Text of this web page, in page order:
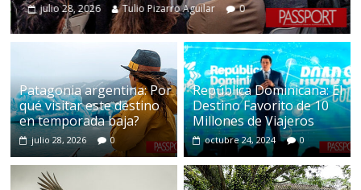
julio 28, 2026 admin 0
Patagonia argentina: Por
qué visitar este destino
en temporada baja?
julio 28, 2026 0
República Dominicana: El
Destino Favorito de 10
Millones de Viajeros
octubre 24, 2024 0